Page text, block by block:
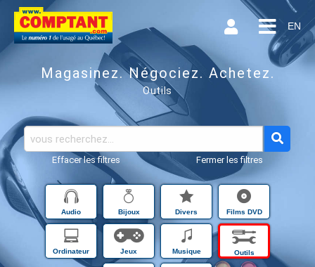
Magasinez. Négociez. Achetez.
Outils
Effacer les filtres Fermer les filtres
Audio Bijoux Divers Films DVD
Ordinateur Jeux Musique Outils
EN